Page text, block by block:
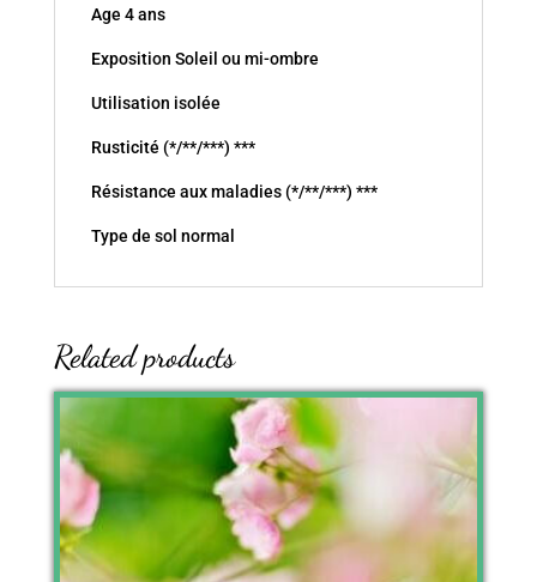
Age 4 ans
Exposition Soleil ou mi-ombre
Utilisation isolée
Rusticité (*/**/***) ***
Résistance aux maladies (*/**/***) ***
Type de sol normal
Related products